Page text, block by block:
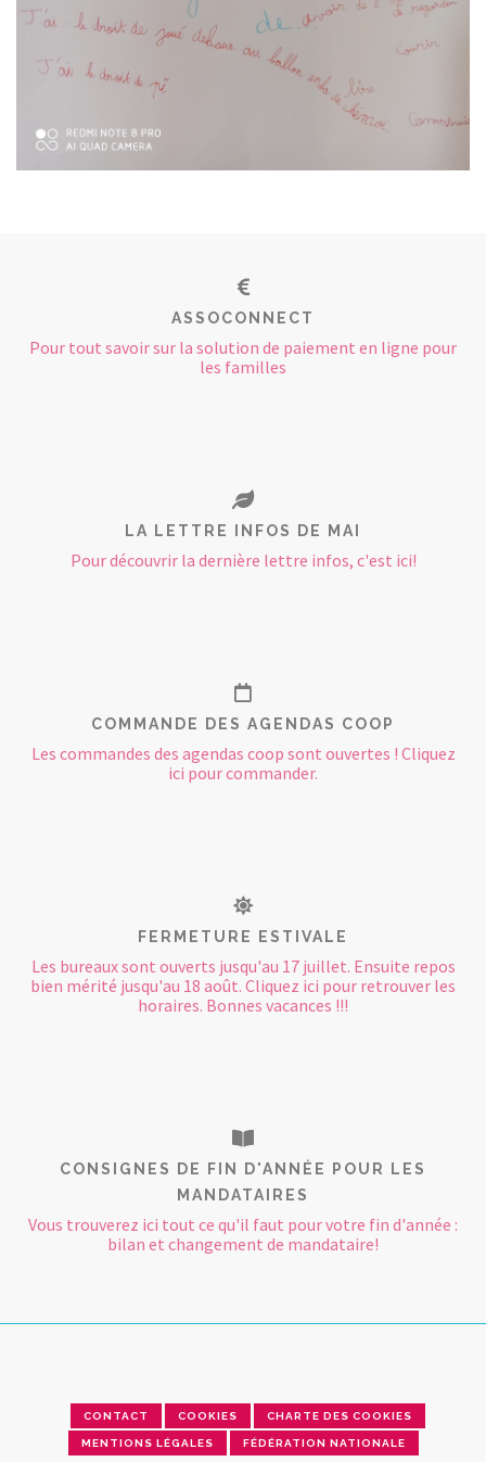
ASSOCONNECT
Pour tout savoir sur la solution de paiement en ligne pour
les familles
LA LETTRE INFOS DE MAI
Pour découvrir la dernière lettre infos, c'est ici!
COMMANDE DES AGENDAS COOP
Les commandes des agendas coop sont ouvertes ! Cliquez
ici pour commander.
FERMETURE ESTIVALE
Les bureaux sont ouverts jusqu'au 17 juillet. Ensuite repos
bien mérité jusqu'au 18 août. Cliquez ici pour retrouver les
horaires. Bonnes vacances !!!
CONSIGNES DE FIN D'ANNÉE POUR LES
MANDATAIRES
Vous trouverez ici tout ce qu'il faut pour votre fin d'année :
bilan et changement de mandataire!
CONTACT COOKIES CHARTE DES COOKIES
MENTIONS LÉGALES FÉDÉRATION NATIONALE